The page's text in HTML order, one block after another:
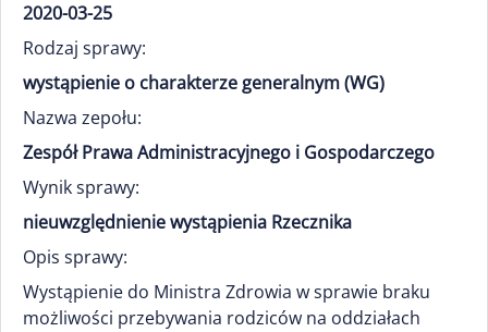
2020-03-25
Rodzaj sprawy:
wystąpienie o charakterze generalnym (WG)
Nazwa zepołu:
Zespół Prawa Administracyjnego i Gospodarczego
Wynik sprawy:
nieuwzględnienie wystąpienia Rzecznika
Opis sprawy:
Wystąpienie do Ministra Zdrowia w sprawie braku
możliwości przebywania rodziców na oddziałach